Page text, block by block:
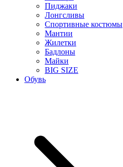
Пиджаки
Лонгсливы
Спортивные костюмы
Мантии
Жилетки
Бадлоны
Майки
BIG SIZE
Обувь